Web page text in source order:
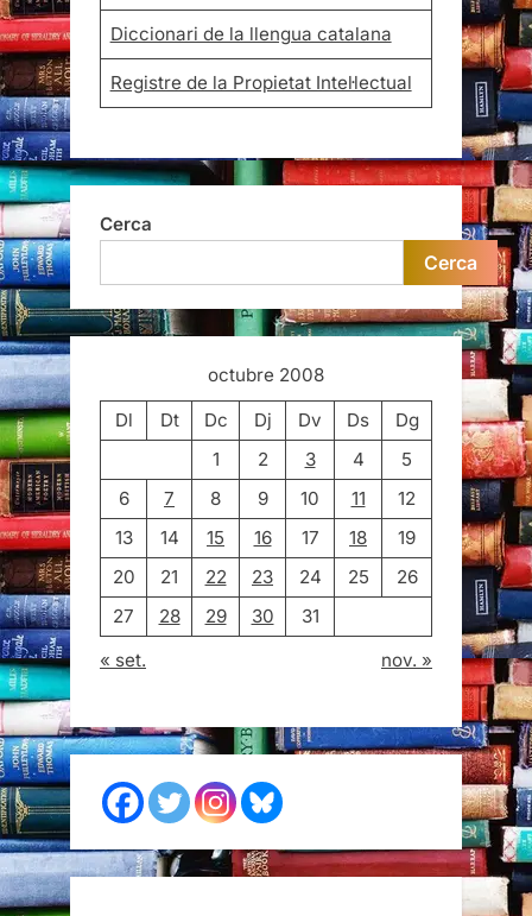
Diccionari de la llengua catalana
Registre de la Propietat Intel·lectual
Cerca
Cerca
octubre 2008
Dl
Dt Dc Dj Dv Ds
Dg
1
2 3 4
5
6
7 8 9 10 11
12
13
14 15 16 17 18
19
20
21 22 23 24 25
26
27
28 29 30
31
« set.
nov. »